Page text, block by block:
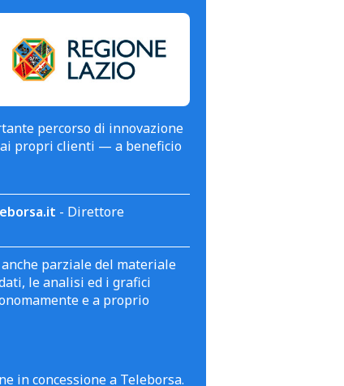
percorso di innovazione
propri clienti — a beneficio
- Direttore
parziale del materiale
le analisi ed i grafici
e a proprio
in concessione a Teleborsa.